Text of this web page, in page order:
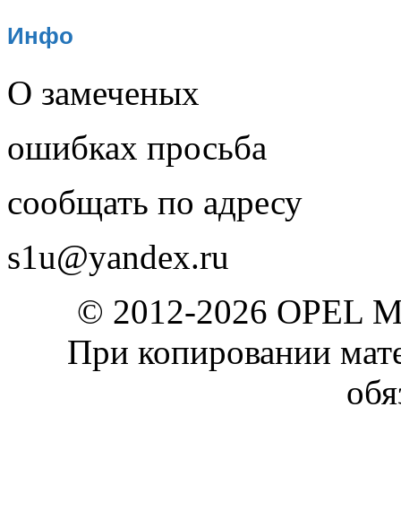
Инфо
О замеченых
ошибках просьба
сообщать по адресу
s1u@yandex.ru
© 2012-2026 OPEL
При копировании